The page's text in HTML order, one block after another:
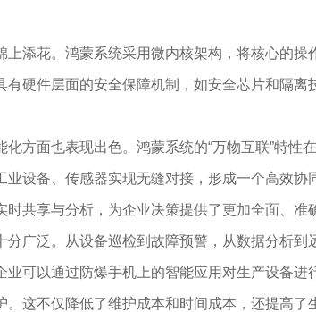
添花。鸿蒙系统采用微内核架构，将核心的
有硬件层面的安全保障机制，如安全芯片和隔
方面也表现出色。鸿蒙系统的“万物互联”特性
设备、传感器实现无缝对接，形成一个高效协
共享与分析，为企业决策提供了更加全面、准
广泛。从设备巡检到故障预警，从数据分析
可以通过防爆手机上的智能应用对生产设备
这不仅降低了维护成本和时间成本，还提高了